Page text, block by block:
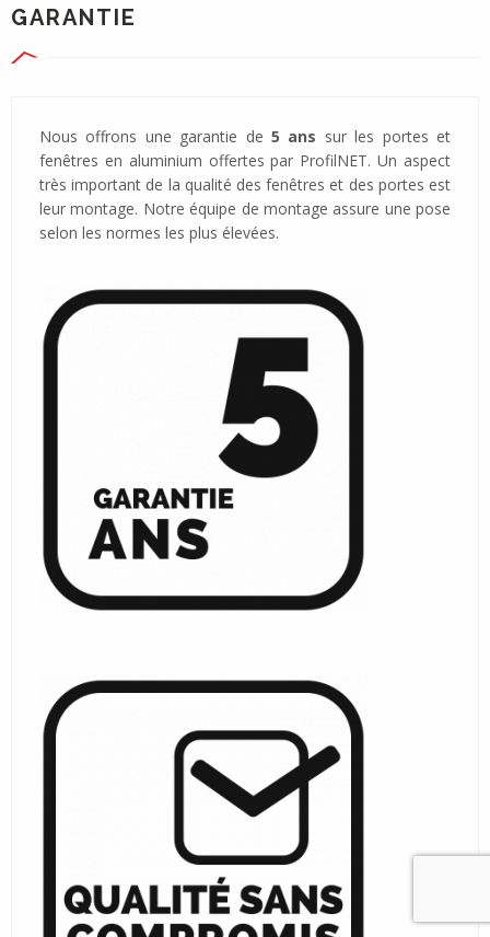
GARANTIE
Nous offrons une garantie de 5 ans sur les portes et
fenêtres en aluminium offertes par ProfilNET. Un aspect
très important de la qualité des fenêtres et des portes est
leur montage. Notre équipe de montage assure une pose
selon les normes les plus élevées.